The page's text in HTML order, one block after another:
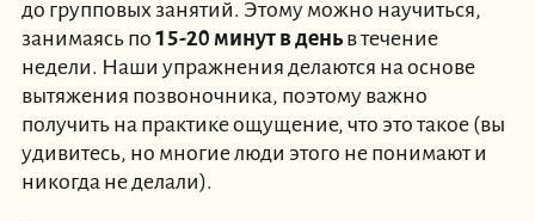
до групповых занятий. Этому можно научиться,
занимаясь по 15-20 минут в деньв течение
недели. Наши упражнения делаются на основе
вытяжения позвоночника, поэтому важно
получить на практике ощущение, что это такое (вы
удивитесь, но многие люди этого не понимают и
никогда не делали).